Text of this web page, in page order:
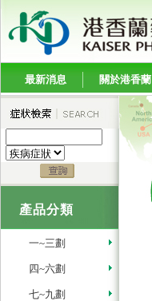
最新消息 關於港香蘭
產品分類
一~三劃
四~六劃
七~九劃